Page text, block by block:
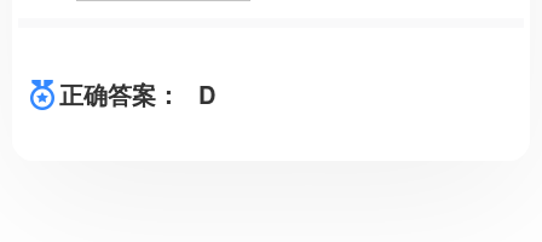
正确答案： D